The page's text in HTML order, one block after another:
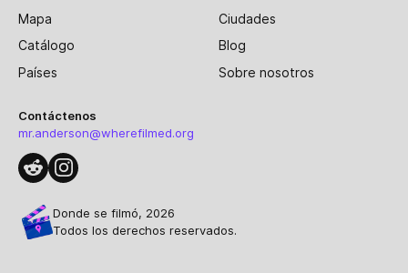
Mapa
Ciudades
Catálogo
Blog
Países
Sobre nosotros
Contáctenos
mr.anderson@wherefilmed.org
Donde se filmó, 2026
Todos los derechos reservados.